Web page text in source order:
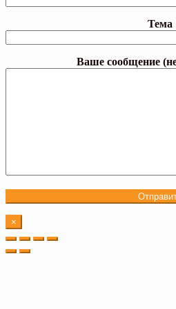
Тема
Ваше сообщение
×